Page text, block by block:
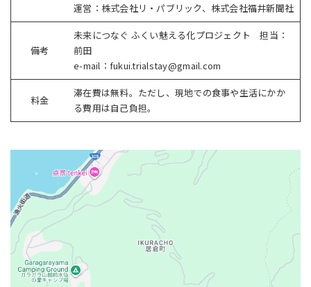
運営：株式会社リ・パブリック、株式会社福井新聞社
備考
未来につなぐ ふくい魅える化プロジェクト 担当：
前田
e-mail：fukui.trialstay@gmail.com
料金
滞在費は無料。ただし、現地での食事や生活にかか
る費用は自己負担。